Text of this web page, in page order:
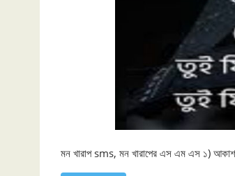
মন খারাপ sms, মন খারাপের এস এম এস ১)